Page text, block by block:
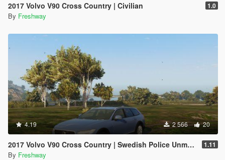
2017 Volvo V90 Cross Country | Civilian 1.0
By Freshway
4.19 2 566 20
2017 Volvo V90 Cross Country | Swedish Police Unmarked 1.11
By Freshway